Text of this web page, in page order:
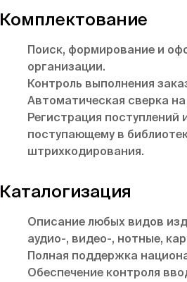
Комплектование
Поиск, формирование и
организации.
Контроль выполнения
Автоматическая сверка
Регистрация
поступающему в
штрихкодирования.
Каталогизация
Описание любых видов
аудио-, видео-, нотные,
Полная поддержка
Обеспечение контроля